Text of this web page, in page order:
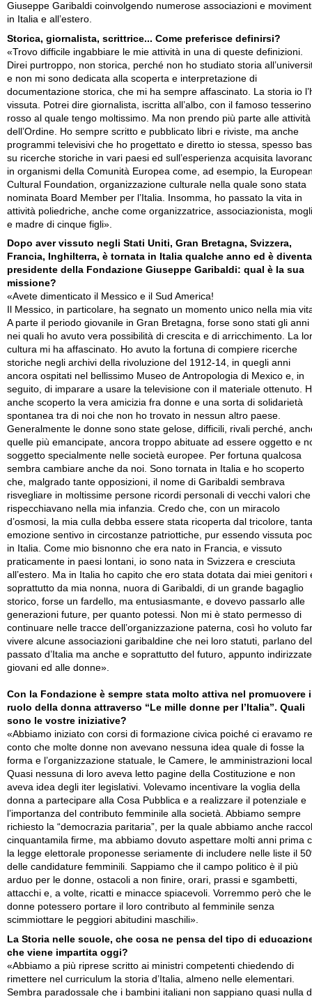
Giuseppe Garibaldi coinvolgendo numerose associazioni e
in Italia e all’estero.
Storica, giornalista, scrittrice... Come preferisce definirsi?
«Trovo difficile ingabbiare le mie attività in una di queste definizioni.
Direi purtroppo, non storica, perché non ho studiato storia
e non mi sono dedicata alla scoperta e interpretazione di
documentazione storica, che mi ha sempre affascinato. La storia io
vissuta. Potrei dire giornalista, iscritta all’albo, con il famoso tesserino
rosso al quale tengo moltissimo. Ma non prendo più parte alle attività
dell’Ordine. Ho sempre scritto e pubblicato libri e riviste, ma anche
programmi televisivi che ho progettato e diretto io stessa, spesso
su ricerche storiche in vari paesi ed sull’esperienza acquisita
in organismi della Comunità Europea come, ad esempio, la
Cultural Foundation, organizzazione culturale nella quale sono stata
nominata Board Member per l’Italia. Insomma, ho passato la vita in
attività poliedriche, anche come organizzatrice, associazionista,
e madre di cinque figli».
Dopo aver vissuto negli Stati Uniti, Gran Bretagna, Svizzera,
Francia, Inghilterra, è tornata in Italia qualche anno ed è
presidente della Fondazione Giuseppe Garibaldi: qual è la sua
missione?
«Avete dimenticato il Messico e il Sud America!
Il Messico, in particolare, ha segnato un momento unico nella mia
A parte il periodo giovanile in Gran Bretagna, forse sono stati gli anni
nei quali ho avuto vera possibilità di crescita e di arricchimento. La
cultura mi ha affascinato. Ho avuto la fortuna di compiere ricerche
storiche negli archivi della rivoluzione del 1912-14, in quegli anni
ancora ospitati nel bellissimo Museo de Antropologia di Mexico e, in
seguito, di imparare a usare la televisione con il materiale ottenuto.
anche scoperto la vera amicizia fra donne e una sorta di solidarietà
spontanea tra di noi che non ho trovato in nessun altro paese.
Generalmente le donne sono state gelose, difficili, rivali perché,
quelle più emancipate, ancora troppo abituate ad essere oggetto e
soggetto specialmente nelle società europee. Per fortuna qualcosa
sembra cambiare anche da noi. Sono tornata in Italia e ho scoperto
che, malgrado tante opposizioni, il nome di Garibaldi sembrava
risvegliare in moltissime persone ricordi personali di vecchi valori
rispecchiavano nella mia infanzia. Credo che, con un miracolo
d’osmosi, la mia culla debba essere stata ricoperta dal tricolore, tanta
emozione sentivo in circostanze patriottiche, pur essendo vissuta
in Italia. Come mio bisnonno che era nato in Francia, e vissuto
praticamente in paesi lontani, io sono nata in Svizzera e cresciuta
all’estero. Ma in Italia ho capito che ero stata dotata dai miei genitori
soprattutto da mia nonna, nuora di Garibaldi, di un grande bagaglio
storico, forse un fardello, ma entusiasmante, e dovevo passarlo alle
generazioni future, per quanto potessi. Non mi è stato permesso di
continuare nelle tracce dell’organizzazione paterna, così ho voluto
vivere alcune associazioni garibaldine che nei loro statuti, parlano del
passato d’Italia ma anche e soprattutto del futuro, appunto
giovani ed alle donne».
Con la Fondazione è sempre stata molto attiva nel promuovere
ruolo della donna attraverso “Le mille donne per l’Italia”. Quali
sono le vostre iniziative?
«Abbiamo iniziato con corsi di formazione civica poiché ci eravamo
conto che molte donne non avevano nessuna idea quale di fosse la
forma e l’organizzazione statuale, le Camere, le amministrazioni
Quasi nessuna di loro aveva letto pagine della Costituzione e non
aveva idea degli iter legislativi. Volevamo incentivare la voglia della
donna a partecipare alla Cosa Pubblica e a realizzare il potenziale e
l’importanza del contributo femminile alla società. Abbiamo sempre
richiesto la “democrazia paritaria”, per la quale abbiamo anche
cinquantamila firme, ma abbiamo dovuto aspettare molti anni prima
la legge elettorale proponesse seriamente di includere nelle liste il
delle candidature femminili. Sappiamo che il campo politico è il più
arduo per le donne, ostacoli a non finire, orari, prassi e sgambetti,
attacchi e, a volte, ricatti e minacce spiacevoli. Vorremmo però che le
donne potessero portare il loro contributo al femminile senza
scimmiottare le peggiori abitudini maschili».
La Storia nelle scuole, che cosa ne pensa del tipo di
che viene impartita oggi?
«Abbiamo a più riprese scritto ai ministri competenti chiedendo di
rimettere nel curriculum la storia d’Italia, almeno nelle elementari.
Sembra paradossale che i bambini italiani non sappiano quasi nulla